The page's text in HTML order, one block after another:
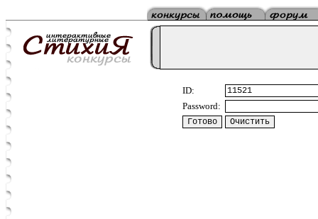
ID:
Password: